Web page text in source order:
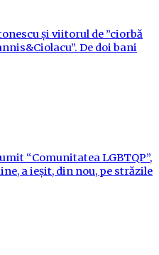
și viitorul de ”ciorbă
De doi bani
“Comunitatea LGBTQP”,
a ieșit, din nou, pe străzile